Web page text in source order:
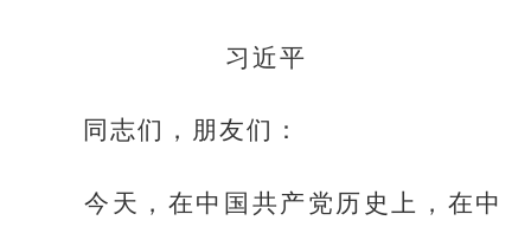
习近平
同志们，朋友们：
今天，在中国共产党历史上，在中